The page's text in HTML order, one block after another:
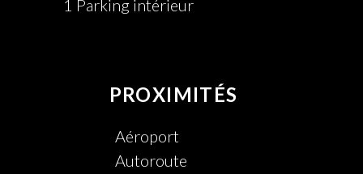
1 Parking intérieur
PROXIMITÉS
Aéroport
Autoroute